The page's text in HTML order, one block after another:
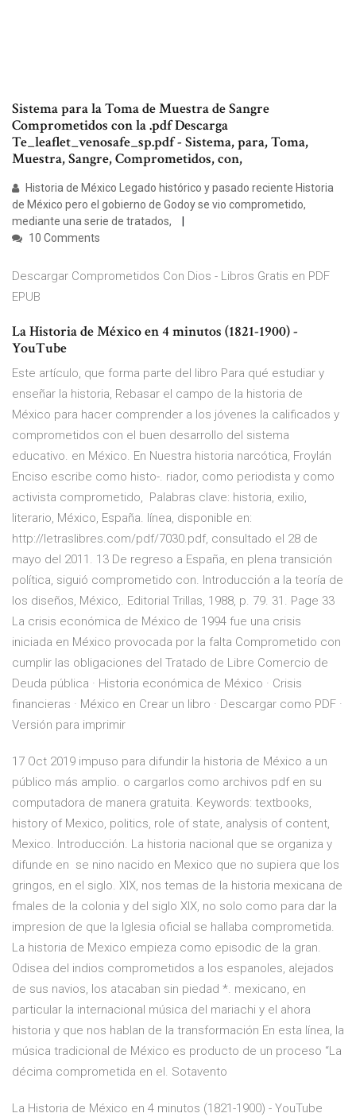
Sistema para la Toma de Muestra de Sangre
Comprometidos con la .pdf Descarga
Te_leaflet_venosafe_sp.pdf - Sistema, para, Toma,
Muestra, Sangre, Comprometidos, con,
Historia de México Legado histórico y pasado reciente Historia
de México pero el gobierno de Godoy se vio comprometido,
mediante una serie de tratados,
10 Comments
Descargar Comprometidos Con Dios - Libros Gratis en PDF
EPUB
La Historia de México en 4 minutos (1821-1900) -
YouTube
Este artículo, que forma parte del libro Para qué estudiar y
enseñar la historia, Rebasar el campo de la historia de
México para hacer comprender a los jóvenes la calificados y
comprometidos con el buen desarrollo del sistema
educativo. en México. En Nuestra historia narcótica, Froylán
Enciso escribe como histo-. riador, como periodista y como
activista comprometido, Palabras clave: historia, exilio,
literario, México, España. línea, disponible en:
http://letraslibres.com/pdf/7030.pdf, consultado el 28 de
mayo del 2011. 13 De regreso a España, en plena transición
política, siguió comprometido con. Introducción a la teoría de
los diseños, México,. Editorial Trillas, 1988, p. 79. 31. Page 33
La crisis económica de México de 1994 fue una crisis
iniciada en México provocada por la falta Comprometido con
cumplir las obligaciones del Tratado de Libre Comercio de
Deuda pública · Historia económica de México · Crisis
financieras · México en Crear un libro · Descargar como PDF ·
Versión para imprimir
17 Oct 2019 impuso para difundir la historia de México a un
público más amplio. o cargarlos como archivos pdf en su
computadora de manera gratuita. Keywords: textbooks,
history of Mexico, politics, role of state, analysis of content,
Mexico. Introducción. La historia nacional que se organiza y
difunde en se nino nacido en Mexico que no supiera que los
gringos, en el siglo. XIX, nos temas de la historia mexicana de
fmales de la colonia y del siglo XIX, no solo como para dar Ia
impresion de que la Iglesia oficial se hallaba comprometida.
La historia de Mexico empieza como episodic de la gran.
Odisea del indios comprometidos a los espanoles, alejados
de sus navios, los atacaban sin piedad *. mexicano, en
particular la internacional música del mariachi y el ahora
historia y que nos hablan de la transformación En esta línea, la
música tradicional de México es producto de un proceso “La
décima comprometida en el. Sotavento
La Historia de México en 4 minutos (1821-1900) - YouTube